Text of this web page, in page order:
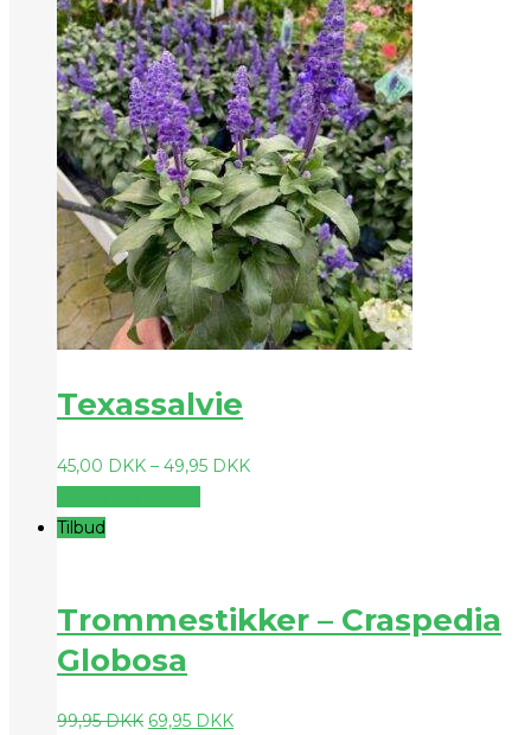
Texassalvie
45,00 DKK – 49,95 DKK
Tilbud
Trommestikker – Craspedia
Globosa
99,95DKK 69,95 DKK